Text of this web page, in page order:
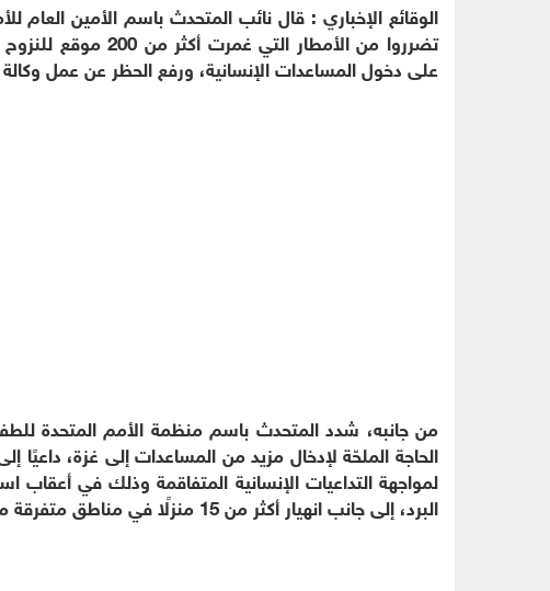
تضرروا من الأمطار
على دخول المساعدات الإنسانية، ورفع الحظر عن عمل
من جانبه، شدد المتحدث باسم منظمة الأمم المتحدة
الحاجة الملحّة لإدخال مزيد من المساعدات إلى غزة،
البرد، إلى جانب انهيار أكثر من 15 منزلًا في مناطق متفرقة من مدينة غزة بسبب الأمطار.